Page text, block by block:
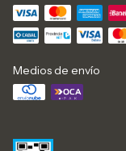
Medios de envío